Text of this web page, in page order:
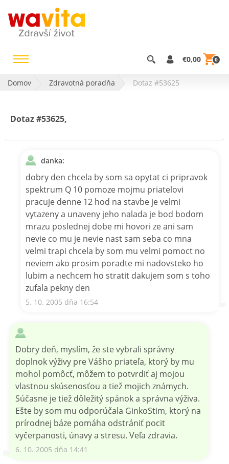
€0,00 0
Domov Zdravotná poradňa Dotaz #53625
Dotaz #53625,
danka:
dobry den chcela by som sa opytat ci pripravok
spektrum Q 10 pomoze mojmu priatelovi
pracuje denne 12 hod na stavbe je velmi
vytazeny a unaveny jeho nalada je bod bodom
mrazu poslednej dobe mi hovori ze ani sam
nevie co mu je nevie nast sam seba co mna
velmi trapi chcela by som mu velmi pomoct no
neviem ako prosim poradte mi nadovsteko ho
lubim a nechcem ho stratit dakujem som s toho
zufala pekny den
5. 10. 2005 dňa 16:54
Dobry deň, myslím, že ste vybrali správny
doplnok výživy pre Vášho priateľa, ktorý by mu
mohol pomôcť, môžem to potvrdiť aj mojou
vlastnou skúsenosťou a tiež mojich známych.
Súčasne je tiež dôležitý spánok a správna výživa.
Ešte by som mu odporúčala GinkoStim, ktorý na
prírodnej báze pomáha odstrániť pocit
vyčerpanosti, únavy a stresu. Veľa zdravia.
6. 10. 2005 dňa 14:41